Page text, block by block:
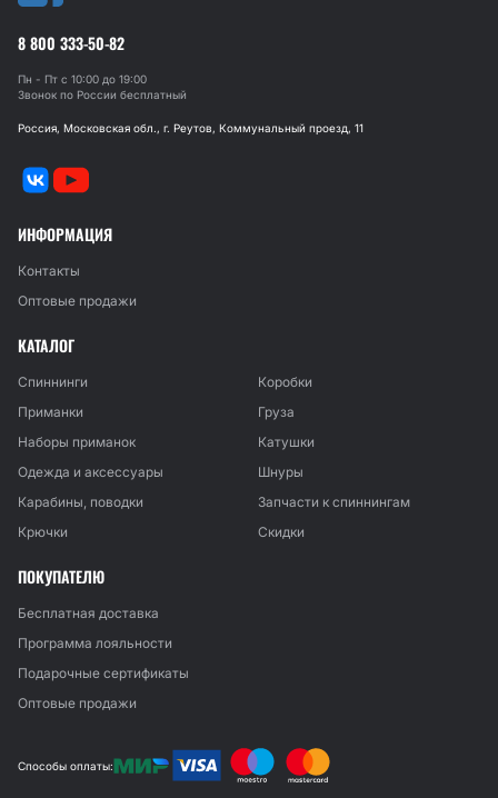
8 800 333-50-82
Пн - Пт с 10:00 до 19:00
Звонок по России бесплатный
Россия, Московская обл., г. Реутов, Коммунальный проезд, 11
ИНФОРМАЦИЯ
Контакты
Оптовые продажи
КАТАЛОГ
Спиннинги
Коробки
Приманки
Груза
Наборы приманок
Катушки
Одежда и аксессуары
Шнуры
Карабины, поводки
Запчасти к спиннингам
Крючки
Скидки
ПОКУПАТЕЛЮ
Бесплатная доставка
Программа лояльности
Подарочные сертификаты
Оптовые продажи
Способы оплаты: